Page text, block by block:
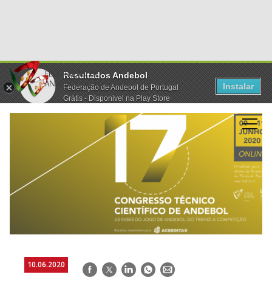
Resultados Andebol
Federação de Andebol de Portugal
Grátis - Disponivel na Play Store
Instalar
10.06.2020 Facebook
TwitterLinkedInWhatsApp
E-